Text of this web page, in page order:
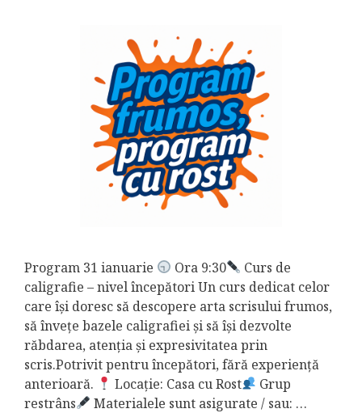
Program 31 ianuarie Ora 9:30
Curs de
caligrafie – nivel începători Un curs dedicat celor
care își doresc să descopere arta scrisului frumos,
să învețe bazele caligrafiei și să își dezvolte
răbdarea, atenția și expresivitatea prin
scris.Potrivit pentru începători, fără experiență
anterioară.
Locație: Casa cu Rost
Grup
restrâns
Materialele sunt asigurate / sau: …